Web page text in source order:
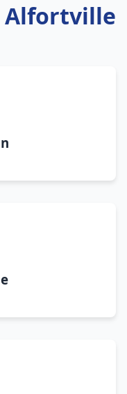
Alfortville